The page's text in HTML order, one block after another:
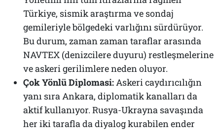
Türkiye, sismik araştırma ve sondaj
gemileriyle bölgedeki varlığını sürdürüyor.
Bu durum, zaman zaman taraflar arasında
NAVTEX (denizcilere duyuru) restleşmelerine
ve askeri gerilimlere neden oluyor.
Çok Yönlü Diplomasi:Askeri caydırıcılığın
yanı sıra Ankara, diplomatik kanalları da
aktif kullanıyor. Rusya-Ukrayna savaşında
her iki tarafla da diyalog kurabilen ender